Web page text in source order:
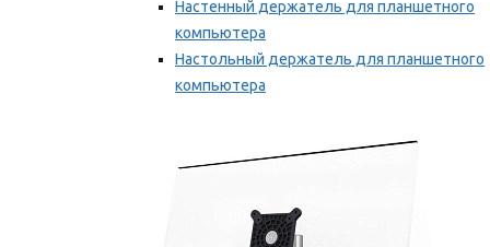
Настенный держатель для планшетного
компьютера
Настольный держатель для планшетного
компьютера